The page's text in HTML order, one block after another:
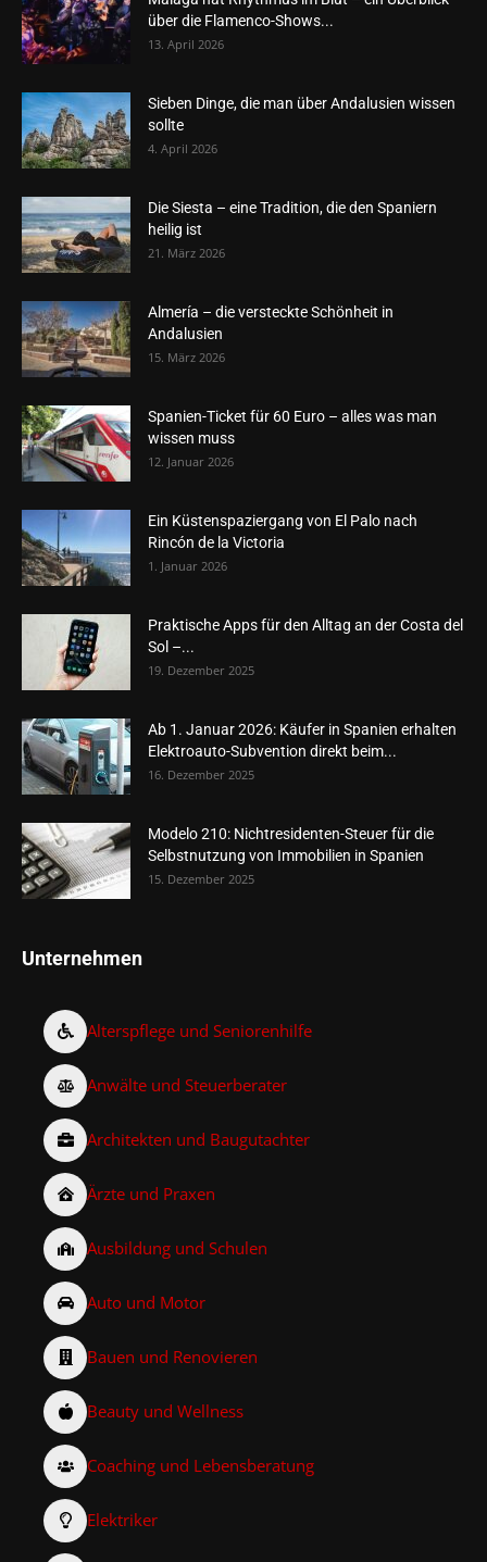
über die Flamenco-Shows...
13. April 2026
Sieben Dinge, die man über Andalusien wissen
sollte
4. April 2026
Die Siesta – eine Tradition, die den Spaniern
heilig ist
21. März 2026
Almería – die versteckte Schönheit in
Andalusien
15. März 2026
Spanien-Ticket für 60 Euro – alles was man
wissen muss
12. Januar 2026
Ein Küstenspaziergang von El Palo nach
Rincón de la Victoria
1. Januar 2026
Praktische Apps für den Alltag an der Costa del
Sol –...
19. Dezember 2025
Ab 1. Januar 2026: Käufer in Spanien erhalten
Elektroauto-Subvention direkt beim...
16. Dezember 2025
Modelo 210: Nichtresidenten-Steuer für die
Selbstnutzung von Immobilien in Spanien
15. Dezember 2025
Unternehmen
Alterspflege und Seniorenhilfe
Anwälte und Steuerberater
Architekten und Baugutachter
Ärzte und Praxen
Ausbildung und Schulen
Auto und Motor
Bauen und Renovieren
Beauty und Wellness
Coaching und Lebensberatung
Elektriker